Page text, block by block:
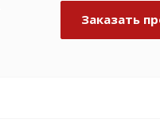
Заказать